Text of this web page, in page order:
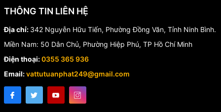
THÔNG TIN LIÊN HỆ
Địa chỉ: 342 Nguyễn Hữu Tiến, Phường Đồng Văn, Tỉnh Ninh Bình.
Miền Nam: 50 Dân Chủ, Phường Hiệp Phú, TP Hồ Chí Minh
Điện thoại:0355 365 936
Email:vattutuanphat249@gmail.com